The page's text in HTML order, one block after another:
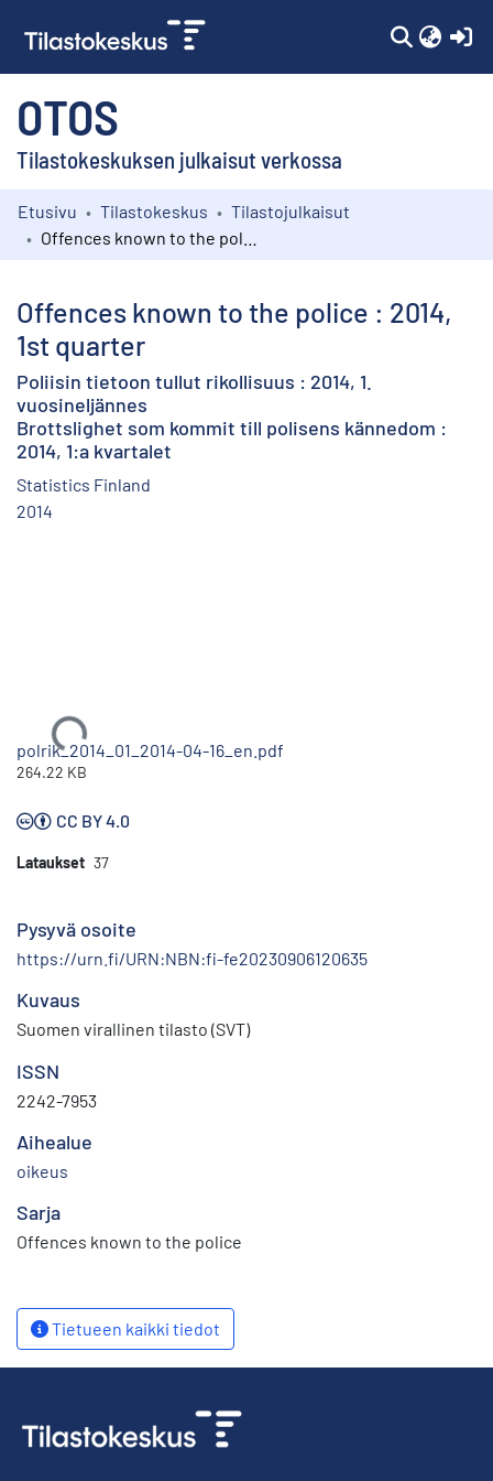
OTOS
Tilastokeskuksen julkaisut verkossa
Kokoelmat
Etusivu Tilastokeskus
Tilastojulkaisut
Offences known to the police : 2014,
1st quarter
Poliisin tietoon tullut rikollisuus : 2014, 1.
vuosineljännes
Brottslighet som kommit till polisens kännedom :
2014, 1:a kvartalet
Statistics Finland
2014
Ladataan...
polrik_2014_01_2014-04-16_en.pdf
264.22 KB
CC BY 4.0
Lataukset 37
Pysyvä osoite
https://urn.fi/URN:NBN:fi-fe20230906120635
Kuvaus
Suomen virallinen tilasto (SVT)
ISSN
2242-7953
Aihealue
oikeus
Sarja
Offences known to the police
Tietueen kaikki tiedot